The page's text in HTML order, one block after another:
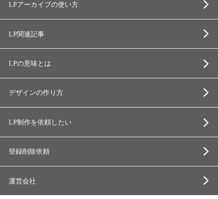
LPアーカイブの使い方
LP関連記事
LPの意味とは
デザインの作り方
LP制作を依頼したい
登録削除依頼
運営会社